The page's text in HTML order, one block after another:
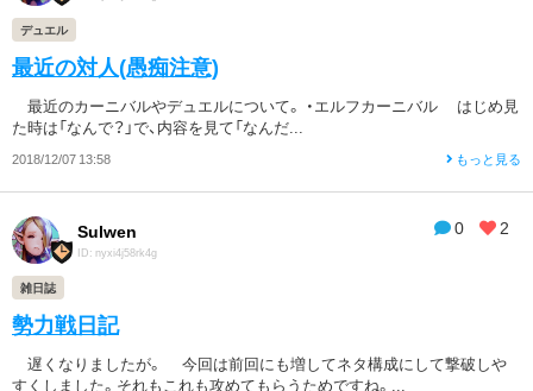
デュエル
最近の対人(愚痴注意)
最近のカーニバルやデュエルについて。 ・エルフカーニバル はじめ見
た時は「なんで？」で、内容を見て「なんだ...
2018/12/07 13:58 もっと見る
0 2
Sulwen
ID: nyxi4j58rk4g
雑日誌
勢力戦日記
遅くなりましたが。 今回は前回にも増してネタ構成にして撃破しや
すくしました。それもこれも攻めてもらうためですね。...